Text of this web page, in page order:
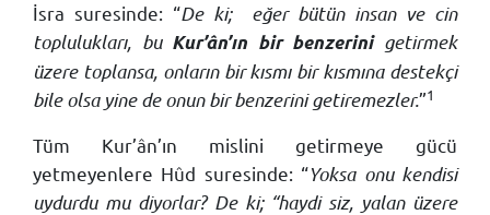
İsra suresinde: “De ki;
eğer bütün insan ve cin
toplulukları, bu Kur’ân’ın bir benzerinigetirmek
üzere toplansa, onların bir kısmı bir kısmına destekçi
bile olsa yine de onun bir benzerini getiremezler.”1
Tüm Kur’ân’ın mislini getirmeye gücü
yetmeyenlere Hûd suresinde: “Yoksa onu kendisi
uydurdu mu diyorlar? De ki; “haydi siz, yalan üzere